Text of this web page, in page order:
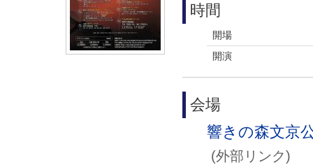
時間
開場
開演
会場
響きの森文京
(外部リンク)